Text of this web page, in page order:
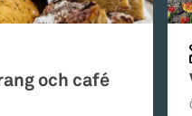
och café